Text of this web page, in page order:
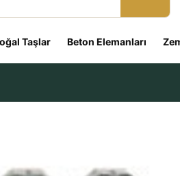
Taşlar Beton Elemanları